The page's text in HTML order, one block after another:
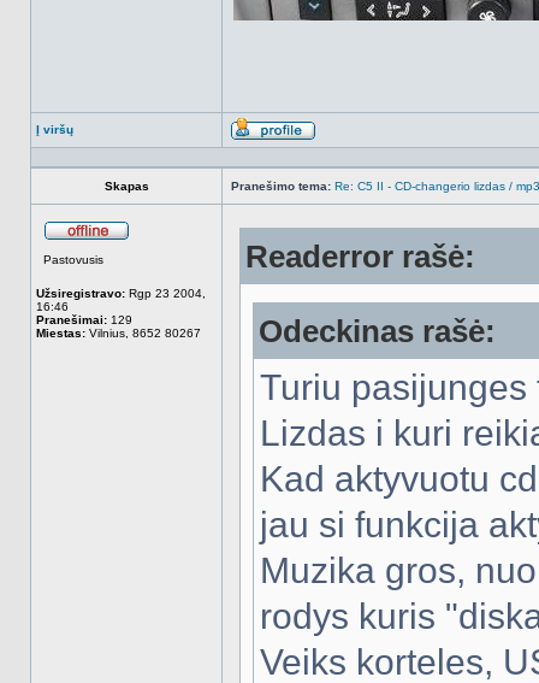
Į viršų
Aprašymas
Skapas Pranešimo tema: Re: C5 II - CD-changerio lizdas /
Pastovusis
Užsiregistravo: Rgp 23 2004,
16:46
Pranešimai: 129
Miestas: Vilnius, 8652 80267
Readerror rašė:
Odeckinas rašė:
Turiu pasijunges
Lizdas i kuri
Kad aktyvuotu
jau si funkcija
Muzika gros,
rodys kuris
Veiks korteles,